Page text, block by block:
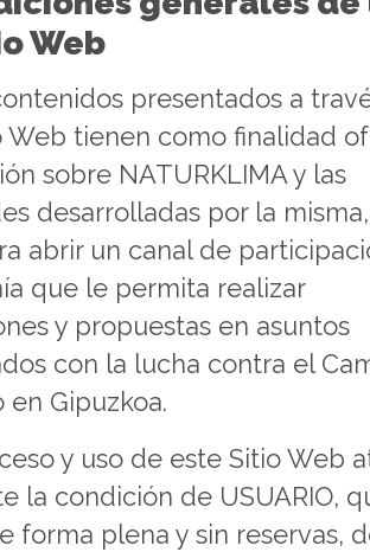
Web
presentados a
Web tienen como finalidad
sobre NATURKLIMA y las
desarrolladas por la
abrir un canal de
que le permita realizar
y propuestas en asuntos
con la lucha contra el
en Gipuzkoa.
y uso de este Sitio Web
la condición de USUARIO,
forma plena y sin reservas,